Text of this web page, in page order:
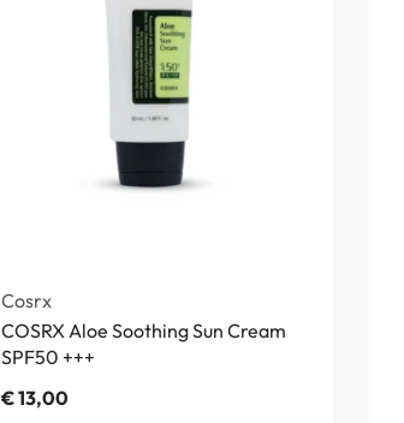
Cosrx
COSRX Aloe Soothing Sun Cream
SPF50 +++
€13,00